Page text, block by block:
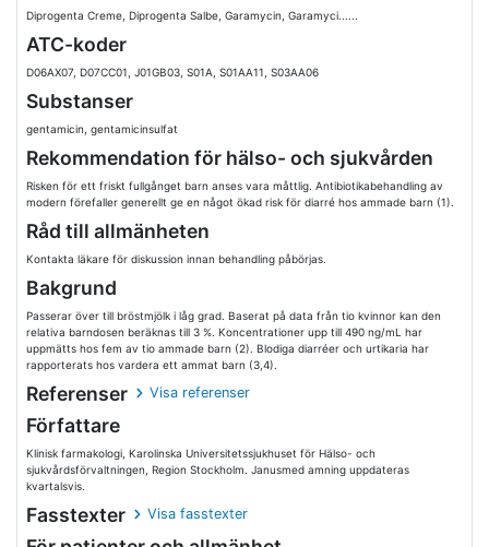
Diprogenta Creme, Diprogenta Salbe, Garamycin, Garamyci......
ATC-koder
D06AX07, D07CC01, J01GB03, S01A, S01AA11, S03AA06
Substanser
gentamicin, gentamicinsulfat
Rekommendation för hälso- och sjukvården
Risken för ett friskt fullgånget barn anses vara måttlig. Antibiotikabehandling av
modern förefaller generellt ge en något ökad risk för diarré hos ammade barn (1).
Råd till allmänheten
Kontakta läkare för diskussion innan behandling påbörjas.
Bakgrund
Passerar över till bröstmjölk i låg grad. Baserat på data från tio kvinnor kan den
relativa barndosen beräknas till 3 %. Koncentrationer upp till 490 ng/mL har
uppmätts hos fem av tio ammade barn (2). Blodiga diarréer och urtikaria har
rapporterats hos vardera ett ammat barn (3,4).
Referenser Visa referenser
Författare
Klinisk farmakologi, Karolinska Universitetssjukhuset för Hälso- och
sjukvårdsförvaltningen, Region Stockholm. Janusmed amning uppdateras
kvartalsvis.
Fasstexter Visa fasstexter